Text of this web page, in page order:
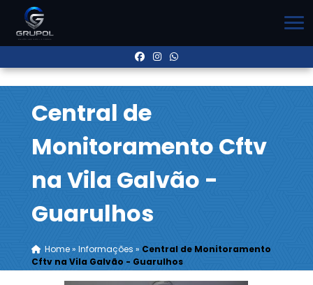
Central de
Monitoramento Cftv
na Vila Galvão -
Guarulhos
Home» Informações » Central de Monitoramento
Cftv na Vila Galvão - Guarulhos